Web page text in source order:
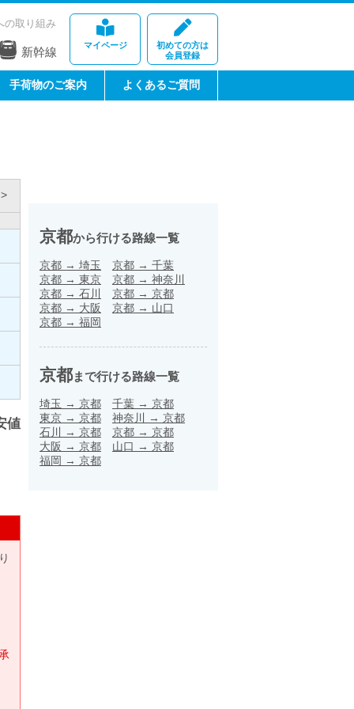
マイページ
初めての方は
会員登録
の取り組み
新幹線
手荷物のご案内 よくあるご質問
値
京都から行ける路線一覧
京都 → 埼玉 京都 → 千葉
京都 → 東京 京都 → 神奈川
京都 → 石川 京都 → 京都
京都 → 大阪 京都 → 山口
京都 → 福岡
京都まで行ける路線一覧
埼玉 → 京都 千葉 → 京都
東京 → 京都 神奈川 → 京都
石川
→ 京都 京都 → 京都
大阪 → 京都 山口 → 京都
福岡 → 京都